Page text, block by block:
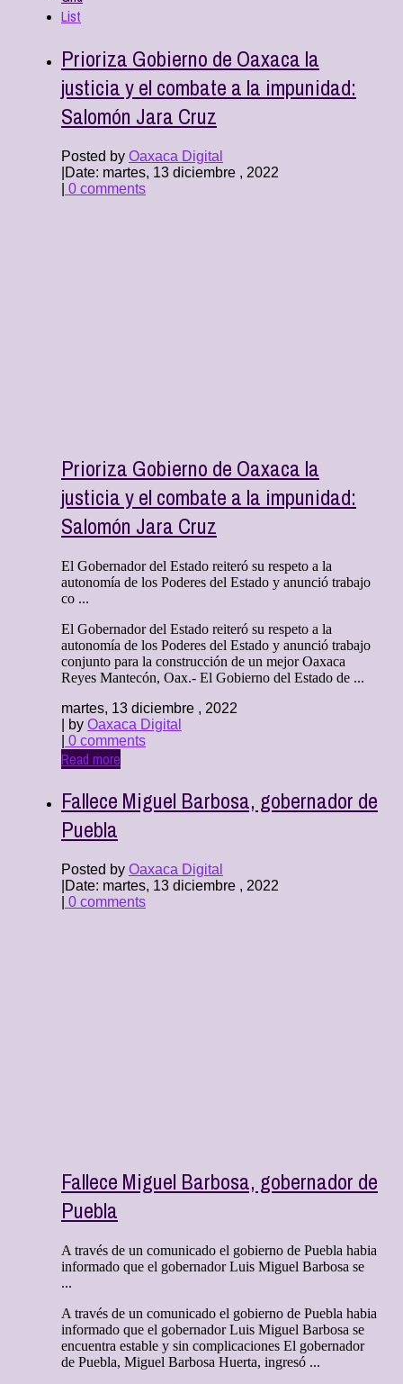
List
Prioriza Gobierno de Oaxaca la
justicia y el combate a la impunidad:
Salomón Jara Cruz
Posted by Oaxaca Digital
Date: martes, 13 diciembre , 2022
0 comments
Prioriza Gobierno de Oaxaca la
justicia y el combate a la impunidad:
Salomón Jara Cruz
El Gobernador del Estado reiteró su respeto a la
autonomía de los Poderes del Estado y anunció trabajo
co ...
El Gobernador del Estado reiteró su respeto a la
autonomía de los Poderes del Estado y anunció trabajo
conjunto para la construcción de un mejor Oaxaca
Reyes Mantecón, Oax.- El Gobierno del Estado de ...
martes, 13 diciembre , 2022
| by Oaxaca Digital
0 comments
Read more
Fallece Miguel Barbosa, gobernador de
Puebla
Posted by Oaxaca Digital
Date: martes, 13 diciembre , 2022
0 comments
Fallece Miguel Barbosa, gobernador de
Puebla
A través de un comunicado el gobierno de Puebla habia
informado que el gobernador Luis Miguel Barbosa se
...
A través de un comunicado el gobierno de Puebla habia
informado que el gobernador Luis Miguel Barbosa se
encuentra estable y sin complicaciones El gobernador
de Puebla, Miguel Barbosa Huerta, ingresó ...